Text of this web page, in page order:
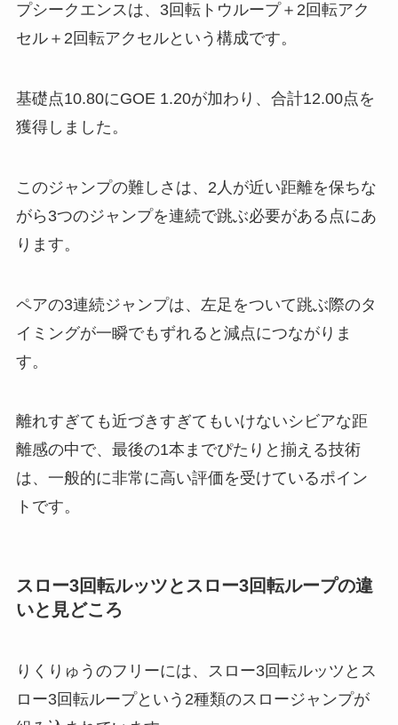
プシークエンスは、3回転トウループ＋2回転アク
セル＋2回転アクセルという構成です。
基礎点10.80にGOE 1.20が加わり、合計12.00点を
獲得しました。
このジャンプの難しさは、2人が近い距離を保ちな
がら3つのジャンプを連続で跳ぶ必要がある点にあ
ります。
ペアの3連続ジャンプは、左足をついて跳ぶ際のタ
イミングが一瞬でもずれると減点につながりま
す。
離れすぎても近づきすぎてもいけないシビアな距
離感の中で、最後の1本までぴたりと揃える技術
は、一般的に非常に高い評価を受けているポイン
トです。
スロー3回転ルッツとスロー3回転ループの違
いと見どころ
りくりゅうのフリーには、スロー3回転ルッツとス
ロー3回転ループという2種類のスロージャンプが